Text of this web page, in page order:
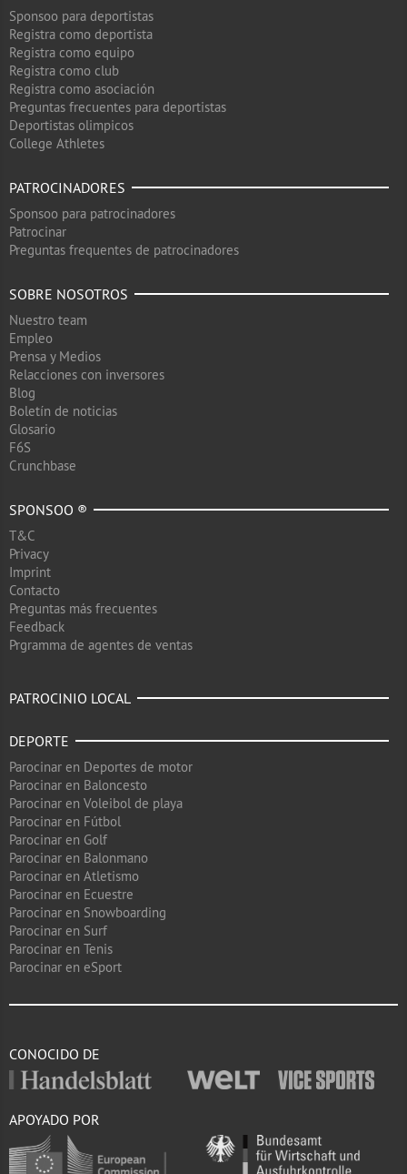
Sponsoo para deportistas
Registra como deportista
Registra como equipo
Registra como club
Registra como asociación
Preguntas frecuentes para deportistas
Deportistas olimpicos
College Athletes
PATROCINADORES
Sponsoo para patrocinadores
Patrocinar
Preguntas frequentes de patrocinadores
SOBRE NOSOTROS
Nuestro team
Empleo
Prensa y Medios
Relacciones con inversores
Blog
Boletín de noticias
Glosario
F6S
Crunchbase
SPONSOO ®
T&C
Privacy
Imprint
Contacto
Preguntas más frecuentes
Feedback
Prgramma de agentes de ventas
PATROCINIO LOCAL
DEPORTE
Parocinar en Deportes de motor
Parocinar en Baloncesto
Parocinar en Voleibol de playa
Parocinar en Fútbol
Parocinar en Golf
Parocinar en Balonmano
Parocinar en Atletismo
Parocinar en Ecuestre
Parocinar en Snowboarding
Parocinar en Surf
Parocinar en Tenis
Parocinar en eSport
CONOCIDO DE
APOYADO POR